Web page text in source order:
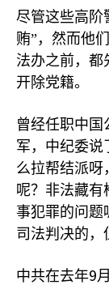
尽管这些高阶
贿”，然而他
法办之前，都
开除党籍。
曾经任职中国
军，中纪委说
么拉帮结派呀
呢？非法藏有
事犯罪的问题
司法判决的，
中共在去年9